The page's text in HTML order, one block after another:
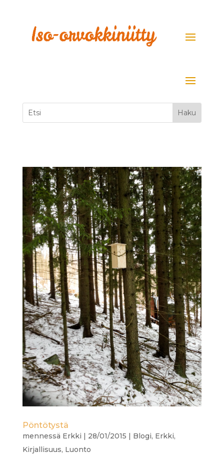
Pöntötystä
mennessä Erkki | 28/01/2015 | Blogi, Erkki,
Kirjallisuus, Luonto